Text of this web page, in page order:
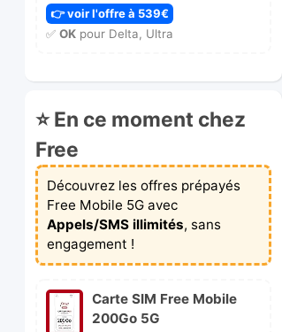
👉 voir l'offre à 539€
✅ OKpour Delta, Ultra
⭐ En ce moment chez
Free
Découvrez les offres prépayés
Free Mobile 5G avec
Appels/SMS illimités, sans
engagement !
Carte SIM Free Mobile
200Go 5G